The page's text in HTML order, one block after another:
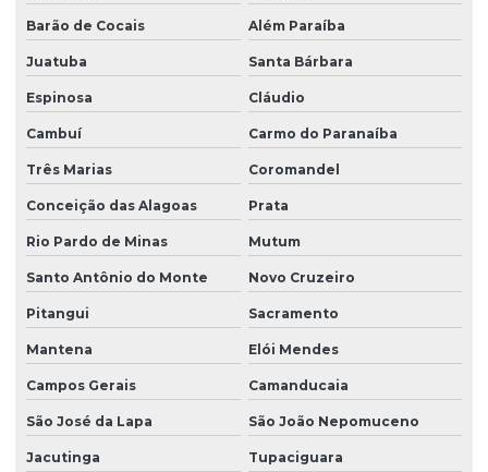
Barão de Cocais Além Paraíba
Juatuba Santa Bárbara
Espinosa Cláudio
Cambuí Carmo do Paranaíba
Três Marias Coromandel
Conceição das Alagoas Prata
Rio Pardo de Minas Mutum
Santo Antônio do Monte Novo Cruzeiro
Pitangui Sacramento
Mantena Elói Mendes
Campos Gerais Camanducaia
São José da Lapa São João Nepomuceno
Jacutinga Tupaciguara